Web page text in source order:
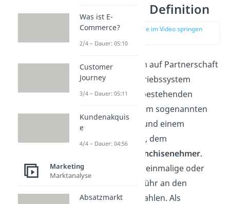
Franchising Definition
zur Stelle im Video springen
Franchising ist ein auf Partnerschaft
basierendes Vertriebssystem
zwischen einem bestehenden
Unternehmen, dem sogenannten
Franchisegeber
, und einem
Neuunternehmer, dem
Franchisenehmer.
Dieser muss eine einmalige oder
fortlaufende Gebühr an den
Franchisegeber zahlen. Als
Was ist E-
Commerce?
2/4 – Dauer: 05:10
Customer
Journey
3/4 – Dauer: 05:11
Kundenakquis
e
4/4 – Dauer: 04:56
Marketing
Marktanalyse
Absatzmarkt